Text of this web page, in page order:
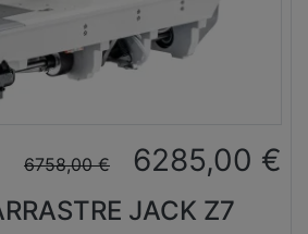
6758,00 € 6285,00 €
JACK Z7